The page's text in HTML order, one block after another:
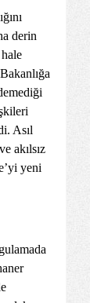
derin
Asıl
akılsız
yeni